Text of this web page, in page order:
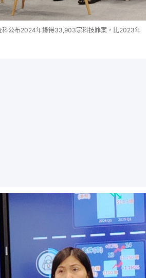
科公布2024年錄得33,903宗科技罪案，比2023年